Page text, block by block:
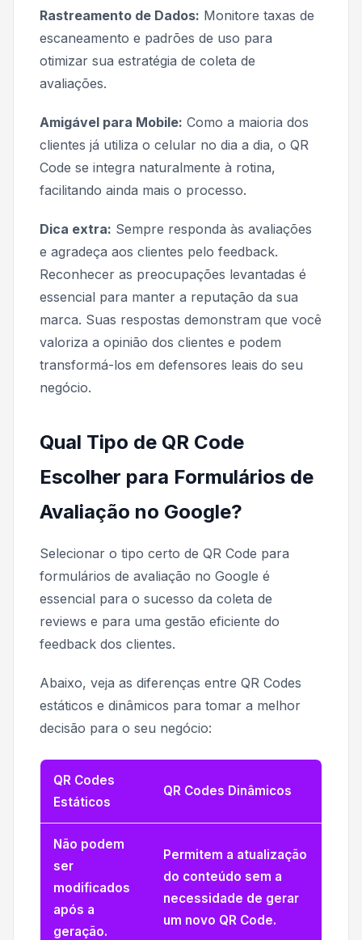
Rastreamento de Dados: Monitore taxas de
escaneamento e padrões de uso para
otimizar sua estratégia de coleta de
avaliações.
Amigável para Mobile: Como a maioria dos
clientes já utiliza o celular no dia a dia, o QR
Code se integra naturalmente à rotina,
facilitando ainda mais o processo.
Dica extra: Sempre responda às avaliações
e agradeça aos clientes pelo feedback.
Reconhecer as preocupações levantadas é
essencial para manter a reputação da sua
marca. Suas respostas demonstram que você
valoriza a opinião dos clientes e podem
transformá-los em defensores leais do seu
negócio.
Qual Tipo de QR Code
Escolher para Formulários de
Avaliação no Google?
Selecionar o tipo certo de QR Code para
formulários de avaliação no Google é
essencial para o sucesso da coleta de
reviews e para uma gestão eficiente do
feedback dos clientes.
Abaixo, veja as diferenças entre QR Codes
estáticos e dinâmicos para tomar a melhor
decisão para o seu negócio:
QR Codes
Estáticos
QR Codes Dinâmicos
Não podem
ser
modificados
após a
geração.
Permitem a atualização
do conteúdo sem a
necessidade de gerar
um novo QR Code.